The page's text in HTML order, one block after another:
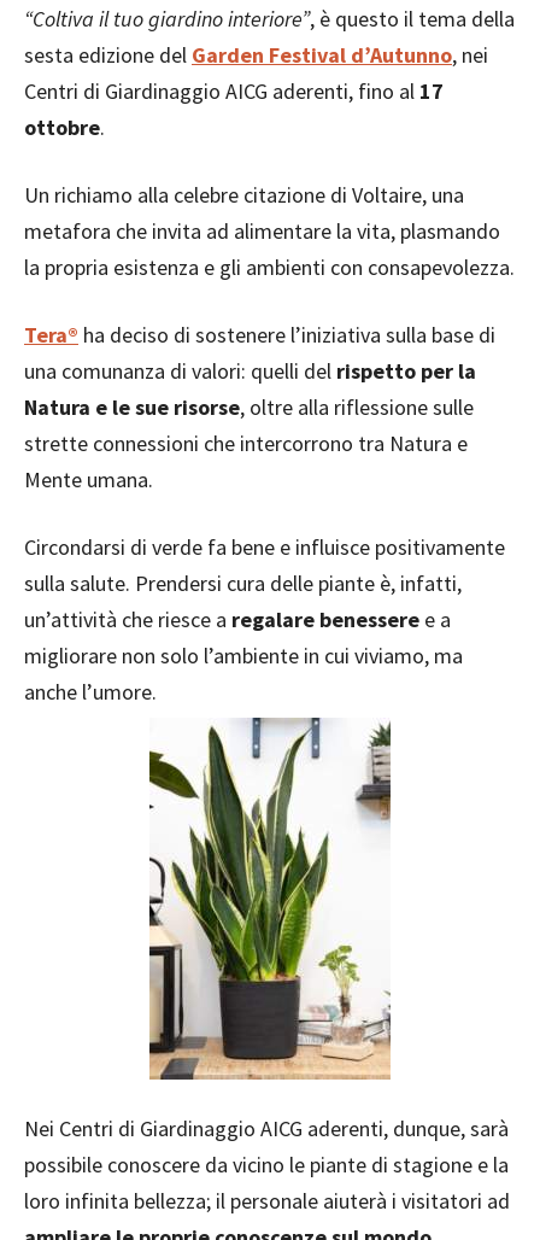
“Coltiva il tuo giardino interiore”, è questo il tema della
sesta edizione del Garden Festival d’Autunno, nei
Centri di Giardinaggio AICG aderenti, fino al 17
ottobre.
Un richiamo alla celebre citazione di Voltaire, una
metafora che invita ad alimentare la vita, plasmando
la propria esistenza e gli ambienti con consapevolezza.
Tera® ha deciso di sostenere l’iniziativa sulla base di
una comunanza di valori: quelli del rispetto per la
Natura e le sue risorse, oltre alla riflessione sulle
strette connessioni che intercorrono tra Natura e
Mente umana.
Circondarsi di verde fa bene e influisce positivamente
sulla salute. Prendersi cura delle piante è, infatti,
un’attività che riesce a regalare benessere e a
migliorare non solo l’ambiente in cui viviamo, ma
anche l’umore.
Nei Centri di Giardinaggio AICG aderenti, dunque, sarà
possibile conoscere da vicino le piante di stagione e la
loro infinita bellezza; il personale aiuterà i visitatori ad